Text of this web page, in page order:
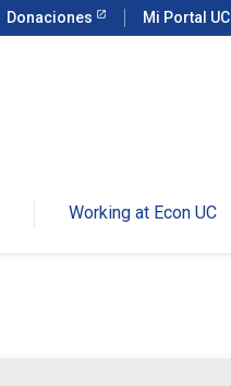
Donaciones Mi Portal UC
Working at Econ UC